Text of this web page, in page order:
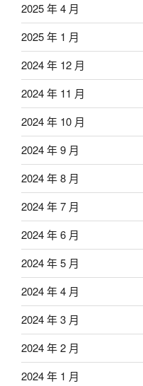
2025 年 4 月
2025 年 1 月
2024 年 12 月
2024 年 11 月
2024 年 10 月
2024 年 9 月
2024 年 8 月
2024 年 7 月
2024 年 6 月
2024 年 5 月
2024 年 4 月
2024 年 3 月
2024 年 2 月
2024 年 1 月